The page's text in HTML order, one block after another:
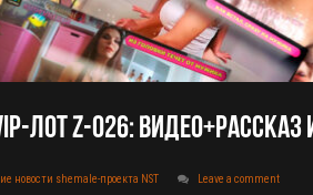
Лот Z-026: Видео+Рассказ
новости shemale-проекта NST Leave a comment